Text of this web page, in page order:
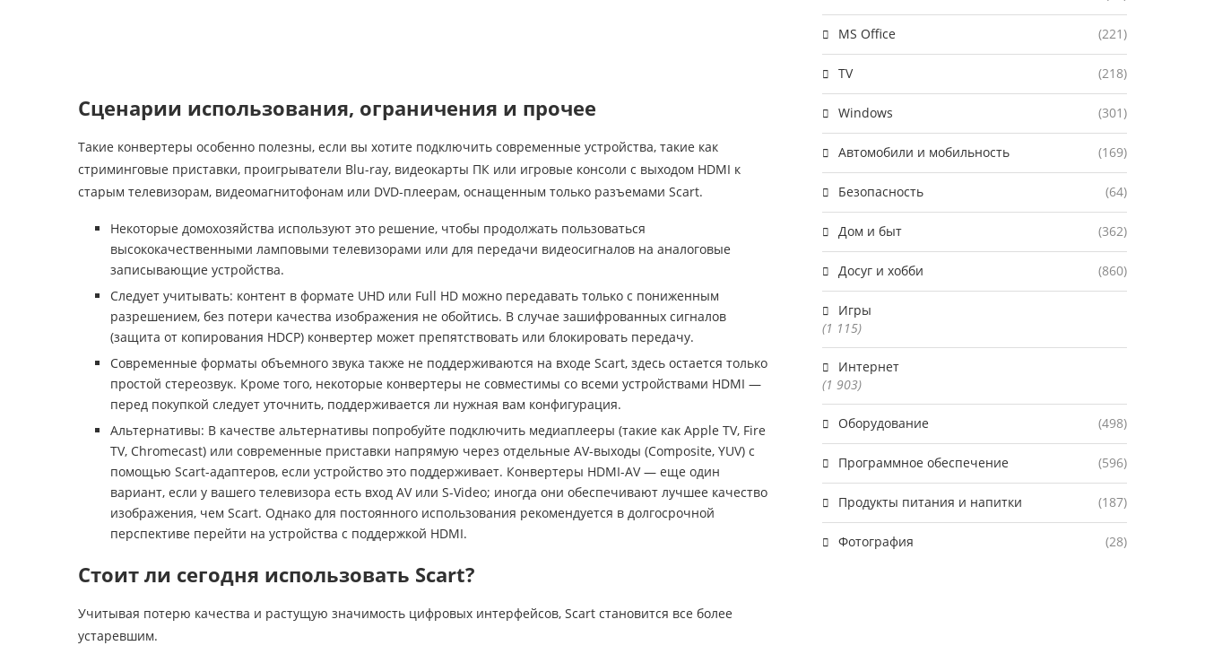
Сценарии использования, ограничения и прочее
Такие конвертеры особенно полезны, если вы хотите подключить современные устройства, такие как
стриминговые приставки, проигрыватели Blu-ray, видеокарты ПК или игровые консоли с выходом HDMI к
старым телевизорам, видеомагнитофонам или DVD-плеерам, оснащенным только разъемами Scart.
Некоторые домохозяйства используют это решение, чтобы продолжать пользоваться
высококачественными ламповыми телевизорами или для передачи видеосигналов на аналоговые
записывающие устройства.
Следует учитывать: контент в формате UHD или Full HD можно передавать только с пониженным
разрешением, без потери качества изображения не обойтись. В случае зашифрованных сигналов
(защита от копирования HDCP) конвертер может препятствовать или блокировать передачу.
Современные форматы объемного звука также не поддерживаются на входе Scart, здесь остается только
простой стереозвук. Кроме того, некоторые конвертеры не совместимы со всеми устройствами HDMI —
перед покупкой следует уточнить, поддерживается ли нужная вам конфигурация.
Альтернативы: В качестве альтернативы попробуйте подключить медиаплееры (такие как Apple TV, Fire
TV, Chromecast) или современные приставки напрямую через отдельные AV-выходы (Composite, YUV) с
помощью Scart-адаптеров, если устройство это поддерживает. Конвертеры HDMI-AV — еще один
вариант, если у вашего телевизора есть вход AV или S-Video; иногда они обеспечивают лучшее качество
изображения, чем Scart. Однако для постоянного использования рекомендуется в долгосрочной
перспективе перейти на устройства с поддержкой HDMI.
Стоит ли сегодня использовать Scart?
Учитывая потерю качества и растущую значимость цифровых интерфейсов, Scart становится все более
устаревшим.
MS Office (221)
TV (218)
Windows (301)
Автомобили и мобильность (169)
Безопасность (64)
Дом и быт (362)
Досуг и хобби (860)
Игры
(1 115)
Интернет
(1 903)
Оборудование (498)
Программное обеспечение (596)
Продукты питания и напитки (187)
Фотография (28)